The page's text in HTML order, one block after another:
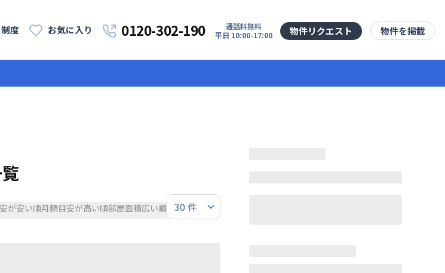
度 お気に入り 0120-302-190
通話料無料
平日 10:00-17:00
物件リクエスト 物件を掲載
が安い順月額目安が高い順部屋面積広い順